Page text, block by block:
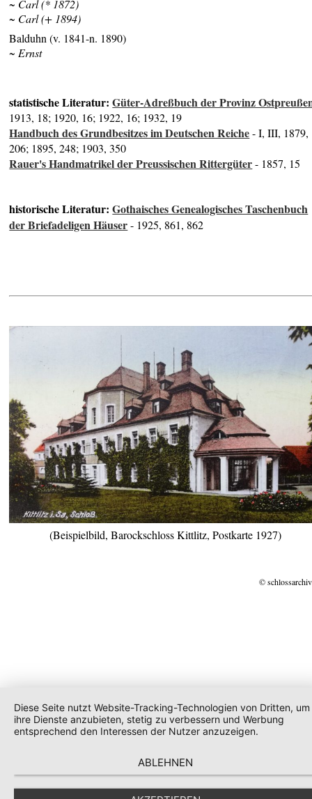
~ Carl (* 1872)
~ Carl (+ 1894)
Balduhn (v. 1841-n. 1890)
~ Ernst
statistische Literatur:Güter-Adreßbuch der Provinz
1913, 18; 1920, 16; 1922, 16; 1932, 19
Handbuch des Grundbesitzes im Deutschen Reiche- I, III, 1879,
206; 1895, 248; 1903, 350
Rauer's Handmatrikel der Preussischen Rittergüter- 1857, 15
historische Literatur:Gothaisches Genealogisches Taschenbuch
der Briefadeligen Häuser- 1925, 861, 862
(Beispielbild, Barockschloss Kittlitz, Postkarte 1927)
©
Diese Seite nutzt Website-Tracking-Technologien von Dritten, um
ihre Dienste anzubieten, stetig zu verbessern und Werbung
entsprechend den Interessen der Nutzer anzuzeigen.
ABLEHNEN